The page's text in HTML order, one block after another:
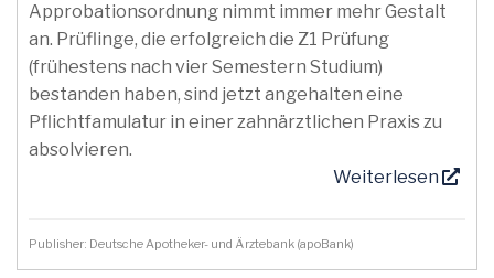
Approbationsordnung nimmt immer mehr Gestalt
an. Prüflinge, die erfolgreich die Z1 Prüfung
(frühestens nach vier Semestern Studium)
bestanden haben, sind jetzt angehalten eine
Pflichtfamulatur in einer zahnärztlichen Praxis zu
absolvieren.
Weiterlesen
Publisher: Deutsche Apotheker- und Ärztebank (apoBank)